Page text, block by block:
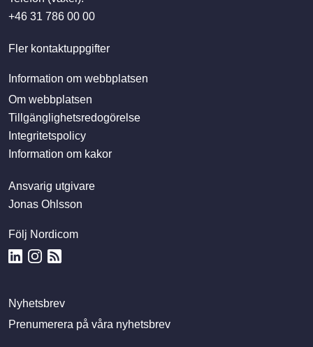
+46 31 786 00 00
Fler kontaktuppgifter
Information om webbplatsen
Om webbplatsen
Tillgänglighetsredogörelse
Integritetspolicy
Information om kakor
Ansvarig utgivare
Jonas Ohlsson
Följ Nordicom
Nyhetsbrev
Prenumerera på våra nyhetsbrev